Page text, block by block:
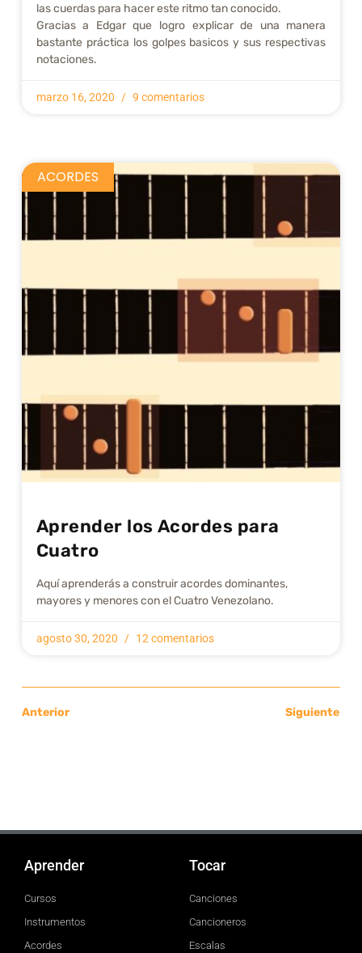
las cuerdas para hacer este ritmo tan conocido.
Gracias a Edgar que logro explicar de una manera
bastante práctica los golpes basicos y sus respectivas
notaciones.
marzo 16, 2020 9 comentarios
ACORDES
Aprender los Acordes para
Cuatro
Aquí aprenderás a construir acordes dominantes,
mayores y menores con el Cuatro Venezolano.
agosto 30, 2020 12 comentarios
Anterior Siguiente
Aprender
Cursos
Instrumentos
Acordes
Tocar
Canciones
Cancioneros
Escalas